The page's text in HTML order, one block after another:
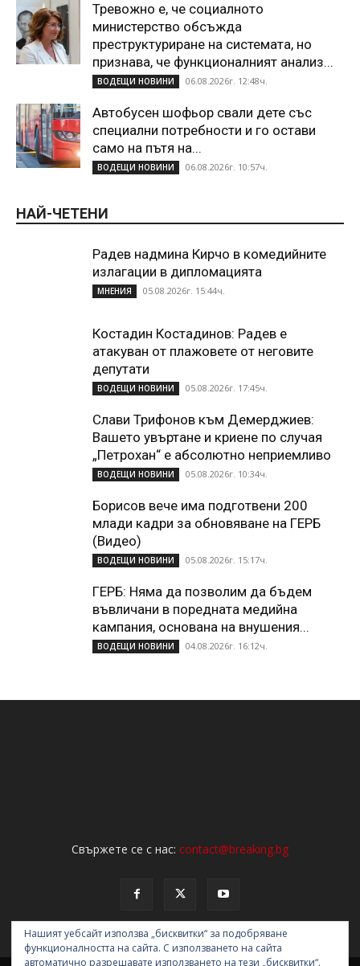
Тревожно е, че социалното
министерство обсъжда
преструктуриране на системата, но
признава, че функционалният анализ...
ВОДЕЩИ НОВИНИ 06.08.2026г. 12:48ч.
Автобусен шофьор свали дете със
специални потребности и го остави
само на пътя на...
ВОДЕЩИ НОВИНИ 06.08.2026г. 10:57ч.
НАЙ-ЧЕТЕНИ
Радев надмина Кирчо в комедийните
излагации в дипломацията
МНЕНИЯ 05.08.2026г. 15:44ч.
Костадин Костадинов: Радев е
атакуван от плажoвете от неговите
депутати
ВОДЕЩИ НОВИНИ 05.08.2026г. 17:45ч.
Слави Трифонов към Демерджиев:
Вашето увъртане и криене по случая
„Петрохан“ е абсолютно неприемливо
ВОДЕЩИ НОВИНИ 05.08.2026г. 10:34ч.
Борисов вече има подготвени 200
млади кадри за обновяване на ГЕРБ
(Видео)
ВОДЕЩИ НОВИНИ 05.08.2026г. 15:17ч.
ГЕРБ: Няма да позволим да бъдем
въвличани в поредната медийна
кампания, основана на внушения...
ВОДЕЩИ НОВИНИ 04.08.2026г. 16:12ч.
Свържете се с нас: contact@breaking.bg
Нашият уебсайт използва „бисквитки“ за подобряване
функционалността на сайта. С използването на сайта
автоматично разрешавате използването на тези „бисквитки“.